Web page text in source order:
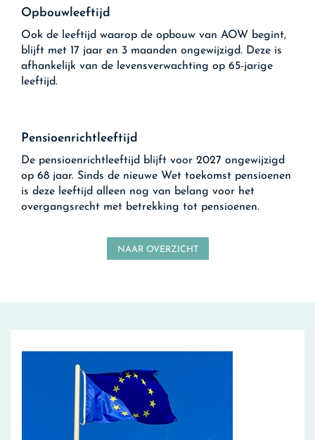
Opbouwleeftijd
Ook de leeftijd waarop de opbouw van AOW begint,
blijft met 17 jaar en 3 maanden ongewijzigd. Deze is
afhankelijk van de levensverwachting op 65-jarige
leeftijd.
Pensioenrichtleeftijd
De pensioenrichtleeftijd blijft voor 2027 ongewijzigd
op 68 jaar. Sinds de nieuwe Wet toekomst pensioenen
is deze leeftijd alleen nog van belang voor het
overgangsrecht met betrekking tot pensioenen.
NAAR OVERZICHT